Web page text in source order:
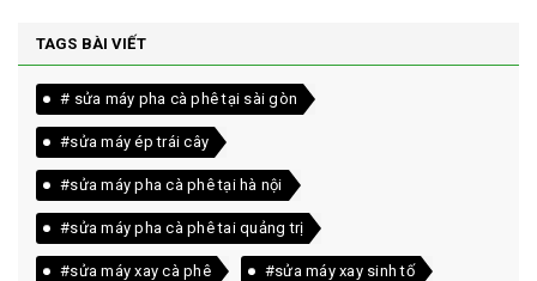
TAGS BÀI VIẾT
# sửa máy pha cà phê tại sài gòn
#sửa máy ép trái cây
#sửa máy pha cà phê tại hà nội
#sửa máy pha cà phê tai quảng trị
#sửa máy xay cà phê #sửa máy xay sinh tố